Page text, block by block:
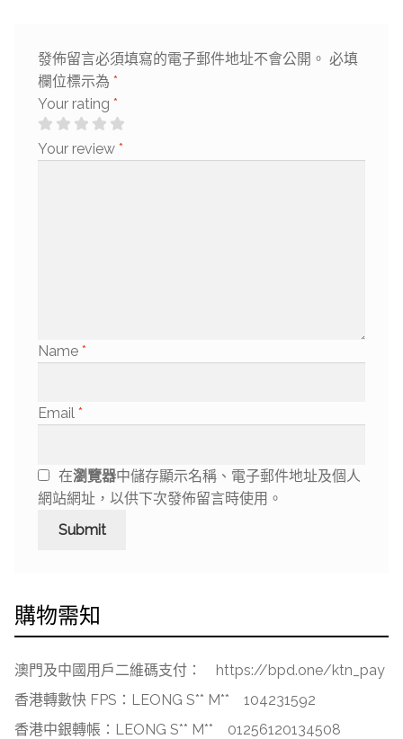
發佈留言必須填寫的電子郵件地址不會公開。 必填
欄位標示為 *
Your rating *
Your review *
Name *
Email *
在瀏覽器中儲存顯示名稱、電子郵件地址及個人
網站網址，以供下次發佈留言時使用。
購物需知
澳門及中國用戶二維碼支付：
https://bpd.one/ktn_pay
香港轉數快 FPS：LEONG S** M**
104231592
香港中銀轉帳：LEONG S** M**
01256120134508